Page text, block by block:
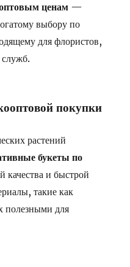
ценам —
выбору по
для флористов,
покупки
растений
букеты по
качества и быстрой
такие как
полезными для